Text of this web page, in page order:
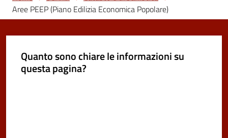
Amministrazione
Servizi
Menu selezionato
Aree PEEP (Piano Edilizia Economica Popolare)
Quanto sono chiare le informazioni su
questa pagina?